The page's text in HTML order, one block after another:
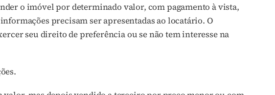
o imóvel por determinado valor, com pagamento à vista,
precisam ser apresentadas ao locatário. O
seu direito de preferência ou se não tem interesse na